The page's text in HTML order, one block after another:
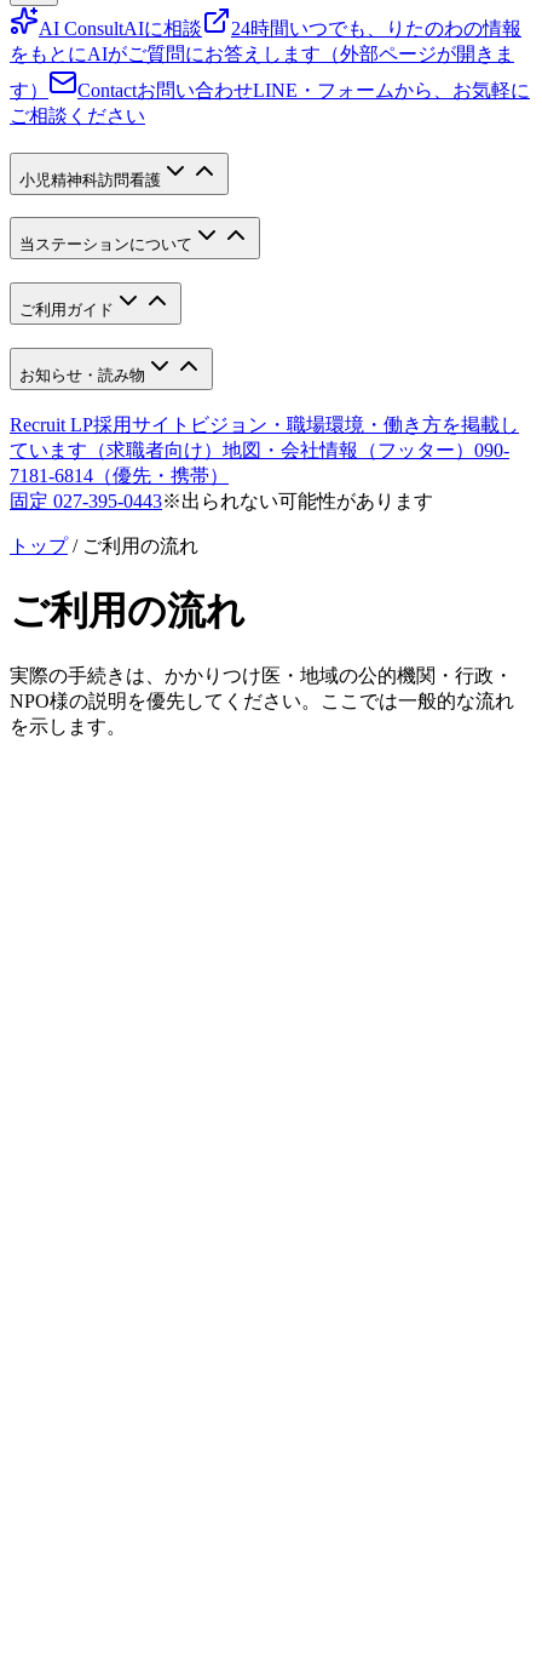
AI ConsultAIに相談
24時間いつでも、りたのわの情報
をもとにAIがご質問にお答えします（外部ページが開きま
す）
Contactお問い合わせLINE・フォームから、お気軽に
ご相談ください
小児精神科訪問看護
当ステーションについて
ご利用ガイド
お知らせ・読み物
Recruit LP採用サイト ビジョン・職場環境・働き方を掲載し
ています（求職者向け） 地図・会社情報（フッター） 090-
7181-6814 （優先・携帯）
固定 027-395-0443※出られない可能性があります
トップ/ ご利用の流れ
ご利用の流れ
実際の手続きは、かかりつけ医・地域の公的機関・行政・
NPO様の説明を優先してください。ここでは一般的な流れ
を示します。